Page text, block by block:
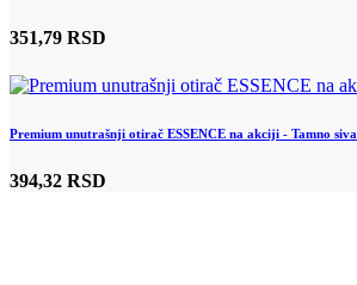
351,79 RSD
Premium unutrašnji otirač ESSENCE na akciji - Tamno siva
394,32 RSD